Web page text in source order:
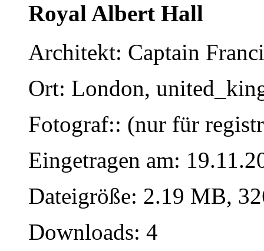
Royal Albert Hall
Architekt: Captain
Ort: London,
Fotograf:: (nur für
Eingetragen am:
Dateigröße: 2.19 MB,
Downloads: 4